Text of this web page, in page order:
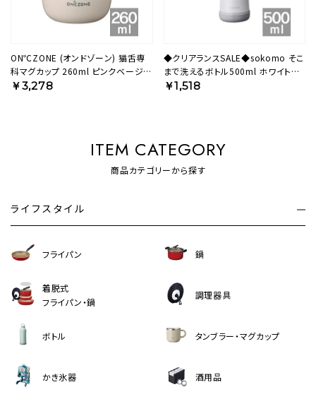
ON℃ZONE (オンドゾーン) 猫舌専
科マグカップ 260ml ピンクベージュ
OZNM260PBE 【HO】
￥3,278
◆クリアランスSALE◆sokomo そこ
まで洗えるボトル500ml ホワイト
SAMB500WH 【HO】
￥1,518
ITEM CATEGORY
商品カテゴリーから探す
ライフスタイル
フライパン 鍋
着脱式
フライパン・鍋
調理器具
ボトル タンブラー・マグカップ
かき氷器 酒用品